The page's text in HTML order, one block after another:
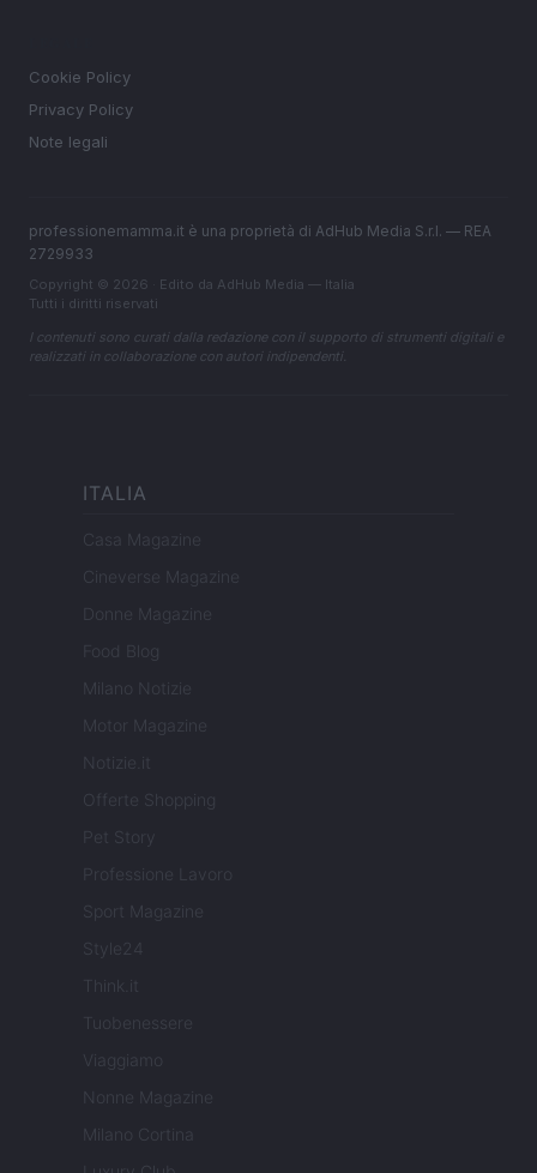
Cookie Policy
Privacy Policy
Note legali
professionemamma.it è una proprietà di AdHub Media S.r.l. — REA
2729933
Copyright © 2026 · Edito da AdHub Media — Italia
Tutti i diritti riservati
I contenuti sono curati dalla redazione con il supporto di strumenti digitali e
realizzati in collaborazione con autori indipendenti.
ITALIA
Casa Magazine
Cineverse Magazine
Donne Magazine
Food Blog
Milano Notizie
Motor Magazine
Notizie.it
Offerte Shopping
Pet Story
Professione Lavoro
Sport Magazine
Style24
Think.it
Tuobenessere
Viaggiamo
Nonne Magazine
Milano Cortina